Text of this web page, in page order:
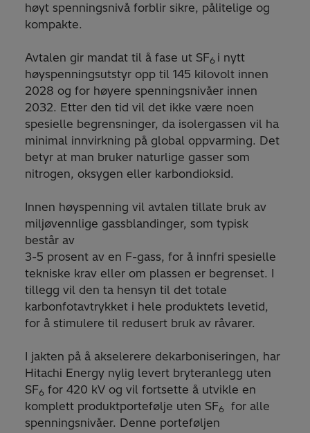
høyt spenningsnivå forblir sikre, pålitelige og
kompakte.
Avtalen gir mandat til å fase ut SF6 i nytt
høyspenningsutstyr opp til 145 kilovolt innen
2028 og for høyere spenningsnivåer innen
2032. Etter den tid vil det ikke være noen
spesielle begrensninger, da isolergassen vil ha
minimal innvirkning på global oppvarming. Det
betyr at man bruker naturlige gasser som
nitrogen, oksygen eller karbondioksid.
Innen høyspenning vil avtalen tillate bruk av
miljøvennlige gassblandinger, som typisk
består av
3-5 prosent av en F-gass, for å innfri spesielle
tekniske krav eller om plassen er begrenset. I
tillegg vil den ta hensyn til det totale
karbonfotavtrykket i hele produktets levetid,
for å stimulere til redusert bruk av råvarer.
I jakten på å akselerere dekarboniseringen, har
Hitachi Energy nylig levert bryteranlegg uten
SF6 for 420 kV og vil fortsette å utvikle en
komplett produktportefølje uten SF6
for alle
spenningsnivåer. Denne porteføljen